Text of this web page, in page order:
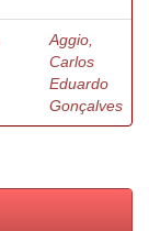
Aggio,
Carlos
Eduardo
Gonçalves